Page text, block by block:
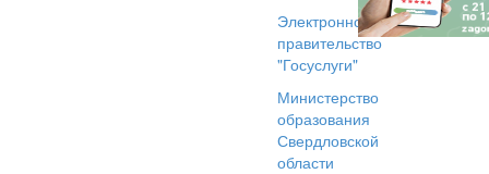
Электронное
правительство
"Госуслуги"
Министерство
образования
Свердловской
области